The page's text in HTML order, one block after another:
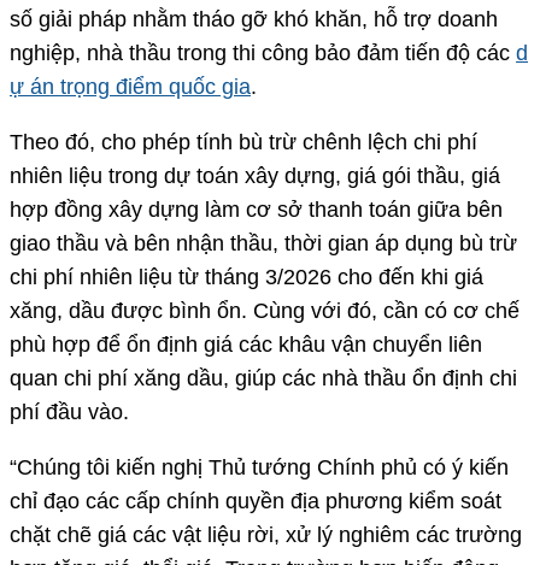
số giải pháp nhằm tháo gỡ khó khăn, hỗ trợ doanh
nghiệp, nhà thầu trong thi công bảo đảm tiến độ các d
ự án trọng điểm quốc gia.
Theo đó, cho phép tính bù trừ chênh lệch chi phí
nhiên liệu trong dự toán xây dựng, giá gói thầu, giá
hợp đồng xây dựng làm cơ sở thanh toán giữa bên
giao thầu và bên nhận thầu, thời gian áp dụng bù trừ
chi phí nhiên liệu từ tháng 3/2026 cho đến khi giá
xăng, dầu được bình ổn. Cùng với đó, cần có cơ chế
phù hợp để ổn định giá các khâu vận chuyển liên
quan chi phí xăng dầu, giúp các nhà thầu ổn định chi
phí đầu vào.
“Chúng tôi kiến nghị Thủ tướng Chính phủ có ý kiến
chỉ đạo các cấp chính quyền địa phương kiểm soát
chặt chẽ giá các vật liệu rời, xử lý nghiêm các trường